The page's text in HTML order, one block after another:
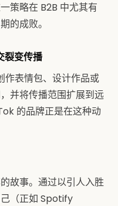
策略在 B2B 中尤其有
的成败。
裂变传播
作表情包、设计作品或
并将传播范围扩展到远
的品牌正是在这种动
故事。通过以引人入胜
（正如 Spotify